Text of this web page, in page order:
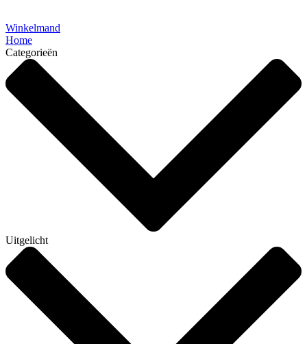
Winkelmand
Home
Categorieën
Uitgelicht